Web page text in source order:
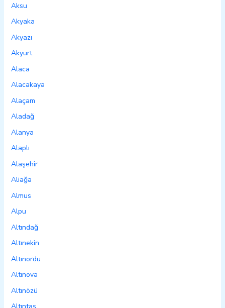
Aksu
Akyaka
Akyazı
Akyurt
Alaca
Alacakaya
Alaçam
Aladağ
Alanya
Alaplı
Alaşehir
Aliağa
Almus
Alpu
Altındağ
Altınekin
Altınordu
Altınova
Altınözü